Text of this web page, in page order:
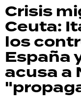
Crisis
Ceuta:
los
España
acusa a